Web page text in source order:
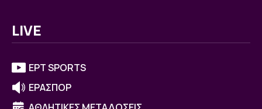
LIVE
ΕΡΤ SPORTS
ΕΡΑΣΠΟΡ